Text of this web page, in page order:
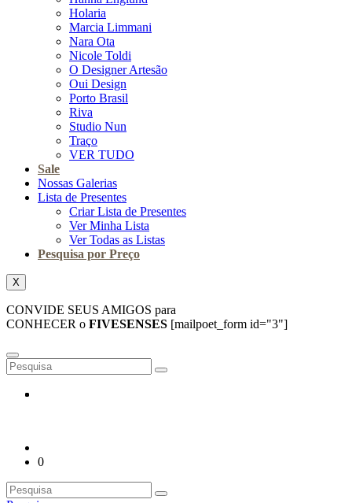
Holaria
Marcia Limmani
Nara Ota
Nicole Toldi
O Designer Artesão
Oui Design
Porto Brasil
Riva
Studio Nun
Traço
VER TUDO
Sale
Nossas Galerias
Lista de Presentes
Criar Lista de Presentes
Ver Minha Lista
Ver Todas as Listas
Pesquisa por Preço
X
CONVIDE SEUS AMIGOS para
CONHECER o FIVESENSES [mailpoet_form id="3"]
0